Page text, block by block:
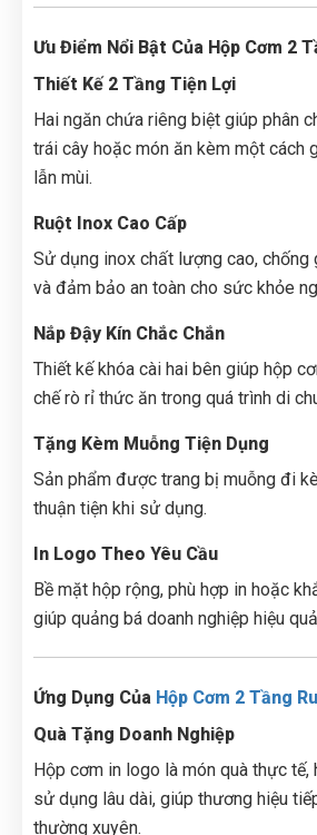
Ưu Điểm Nổi Bật Của Hộp Cơm 2
Thiết Kế 2 Tầng Tiện Lợi
Hai ngăn chứa riêng biệt giúp phân
trái cây hoặc món ăn kèm một cách
lẫn mùi.
Ruột Inox Cao Cấp
Sử dụng inox chất lượng cao, chống
và đảm bảo an toàn cho sức khỏe
Nắp Đậy Kín Chắc Chắn
Thiết kế khóa cài hai bên giúp hộp
chế rò rỉ thức ăn trong quá trình di
Tặng Kèm Muỗng Tiện Dụng
Sản phẩm được trang bị muỗng đi
thuận tiện khi sử dụng.
In Logo Theo Yêu Cầu
Bề mặt hộp rộng, phù hợp in hoặc
giúp quảng bá doanh nghiệp hiệu
Ứng Dụng Của Hộp Cơm 2 Tầng
Quà Tặng Doanh Nghiệp
Hộp cơm in logo là món quà thực tế,
sử dụng lâu dài, giúp thương hiệu
thường xuyên.